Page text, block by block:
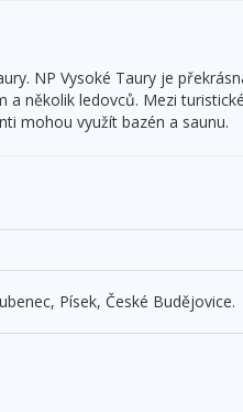
NP Vysoké Taury je
několik ledovců. Mezi
mohou využít bazén a saunu.
Písek, České Budějovice.